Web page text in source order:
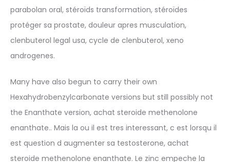
parabolan oral, stéroïds transformation, stéroïdes
protéger sa prostate, douleur apres musculation,
clenbuterol legal usa, cycle de clenbuterol, xeno
androgenes.
Many have also begun to carry their own
Hexahydrobenzylcarbonate versions but still possibly not
the Enanthate version, achat steroide methenolone
enanthate.. Mais la ou il est tres interessant, c est lorsqu il
est question d augmenter sa testosterone, achat
steroide methenolone enanthate. Le zinc empeche la